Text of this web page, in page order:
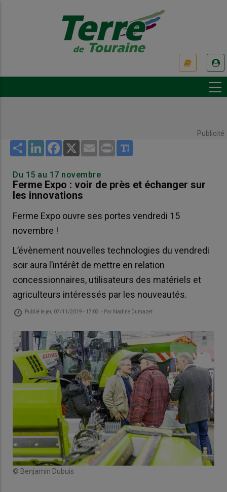
Publicité
Share LinkedInFacebook
X Email Print
Du 15 au 17 novembre
Ferme Expo : voir de près et échanger sur
les innovations
Ferme Expo ouvre ses portes vendredi 15
novembre !
L’évènement nouvelles technologies du vendredi
soir aura l’intérêt de mettre en relation
concessionnaires, utilisateurs des matériels et
agriculteurs intéressés par les nouveautés.
Publié le jeu 07/11/2019 - 17:03 - Par Nadine Dumazet
© Benjamin Dubuis